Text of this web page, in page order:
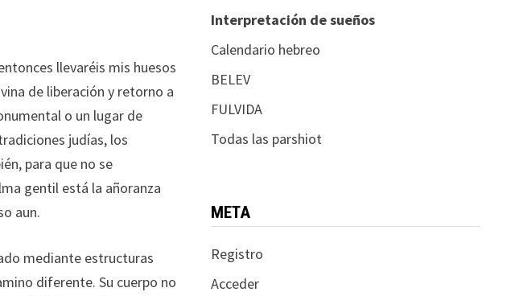
llevaréis mis huesos
de liberación y retorno a
o un lugar de
judías, los
para que no se
gentil está la añoranza
aun.
mediante estructuras
diferente. Su cuerpo no
Interpretación de sueños
Calendario hebreo
BELEV
FULVIDA
Todas las parshiot
META
Registro
Acceder